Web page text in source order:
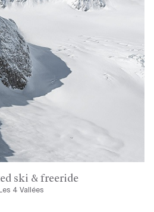
ski & freeride
Les 4 Vallées